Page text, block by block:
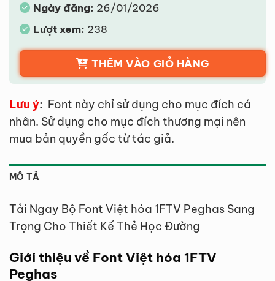
Ngày đăng: 26/01/2026
Lượt xem: 238
THÊM VÀO GIỎ HÀNG
Lưu ý: Font này chỉ sử dụng cho mục đích cá
nhân. Sử dụng cho mục đích thương mại nên
mua bản quyền gốc từ tác giả.
MÔ TẢ
Tải Ngay Bộ Font Việt hóa 1FTV Peghas Sang
Trọng Cho Thiết Kế Thẻ Học Đường
Giới thiệu về Font Việt hóa 1FTV
Peghas